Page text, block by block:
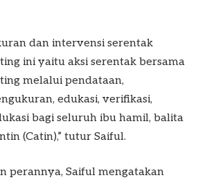
dan intervensi serentak
ini yaitu aksi serentak bersama
melalui pendataan,
edukasi, verifikasi,
bagi seluruh ibu hamil, balita
(Catin),” tutur Saiful.
perannya, Saiful mengatakan